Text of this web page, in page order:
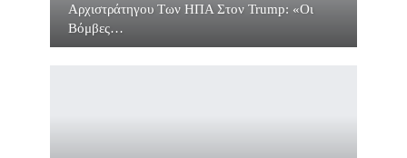
Αρχιστράτηγου Των ΗΠΑ Στον Trump: «Οι
Βόμβες…